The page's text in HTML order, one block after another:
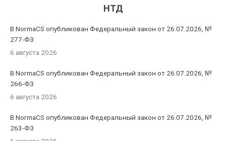
НТД
В NormaCS опубликован Федеральный закон от 26.07.2026, №
277-ФЗ
6 августа 2026
В NormaCS опубликован Федеральный закон от 26.07.2026, №
266-ФЗ
6 августа 2026
В NormaCS опубликован Федеральный закон от 26.07.2026, №
263-ФЗ